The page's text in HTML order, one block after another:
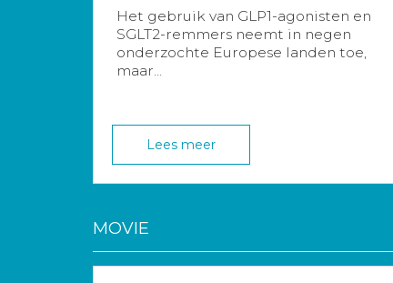
Het gebruik van GLP1-agonisten en
SGLT2-remmers neemt in negen
onderzochte Europese landen toe,
maar...
Lees meer
MOVIE